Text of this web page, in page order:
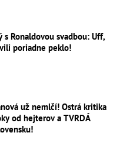
s Ronaldovou svadbou: Uff,
poriadne peklo!
už nemlčí! Ostrá kritika
od hejterov a TVRDÁ